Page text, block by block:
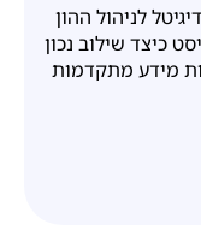
לניהול ההון
כיצד שילוב נכון
מידע מתקדמות